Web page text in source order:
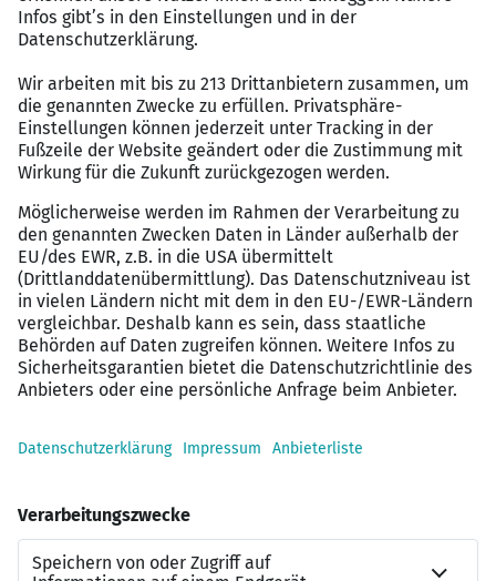
Tools
Arbeitsweise
Ihre Perspektiven
Komponente
30 Urlaubstage plus Sonderurlaubstage
Flexible Arbeitszeitmodelle und mobiles Arbeiten
Vielfältige Entwicklungs- und
Aufstiegsmöglichkeiten
Modern ausgestattete Arbeitsplätze in zentraler
Interessiert?
Der Masterplan für Ihre Karriere: Wir finden genau den